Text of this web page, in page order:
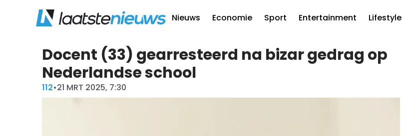
Nieuws Economie Sport Entertainment Lifestyle
Docent (33) gearresteerd na bizar gedrag op
Nederlandse school
112•21 MRT 2025, 7:30